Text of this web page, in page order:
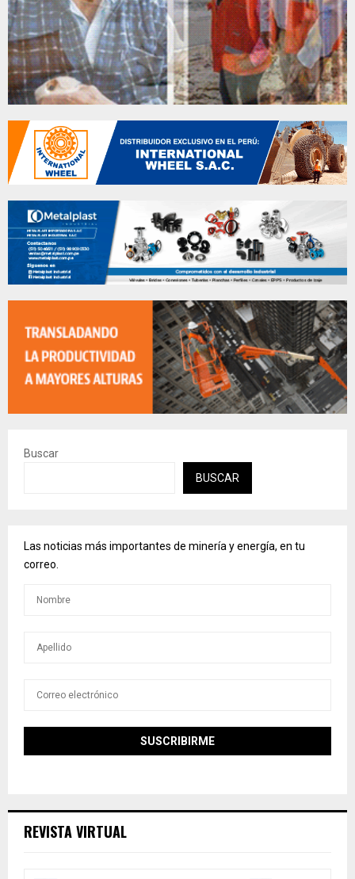
Buscar
BUSCAR
Las noticias más importantes de minería y energía, en tu
correo.
REVISTA VIRTUAL